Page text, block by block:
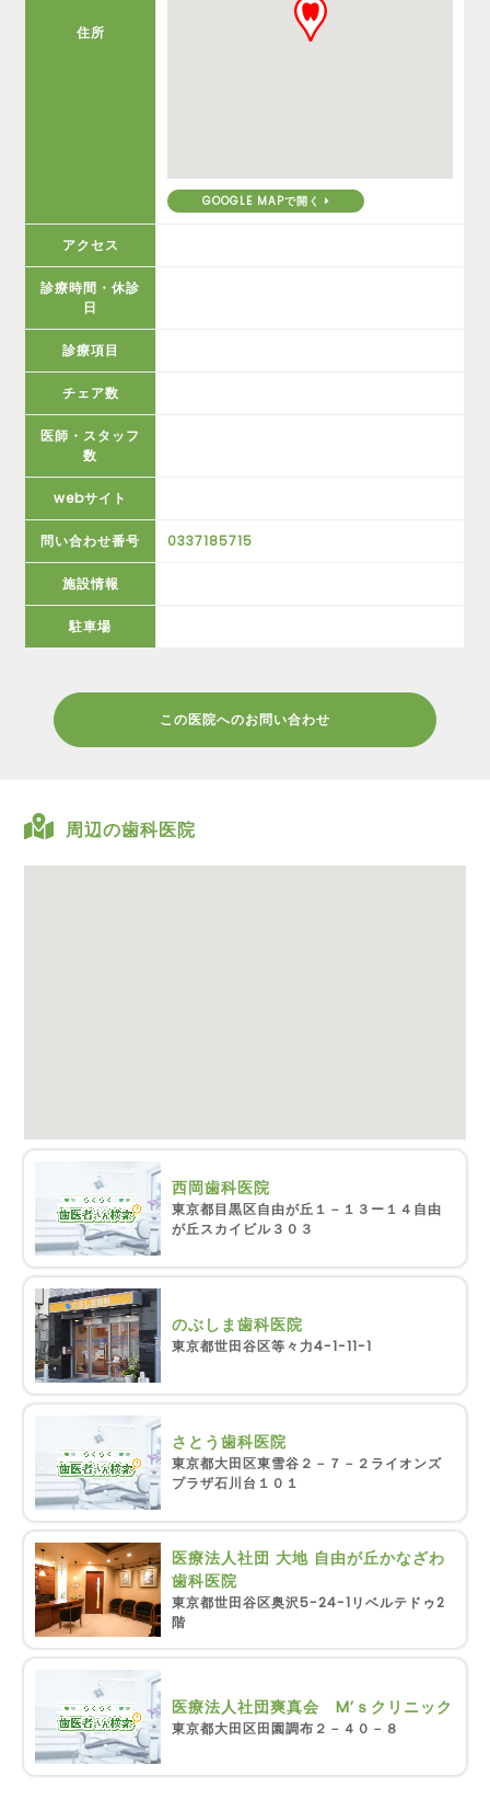
住所
GOOGLE MAPで開く
アクセス
診療時間・休診
日
診療項目
チェア数
医師・スタッフ
数
webサイト
問い合わせ番号 0337185715
施設情報
駐車場
この医院へのお問い合わせ
周辺の歯科医院
西岡歯科医院
東京都目黒区自由が丘１－１３ー１４自由
が丘スカイビル３０３
のぶしま歯科医院
東京都世田谷区等々力4-1-11-1
さとう歯科医院
東京都大田区東雪谷２－７－２ライオンズ
プラザ石川台１０１
医療法人社団 大地 自由が丘かなざわ
歯科医院
東京都世田谷区奥沢5-24-1リベルテドゥ2
階
医療法人社団爽真会 M’ｓクリニック
東京都大田区田園調布２－４０－８